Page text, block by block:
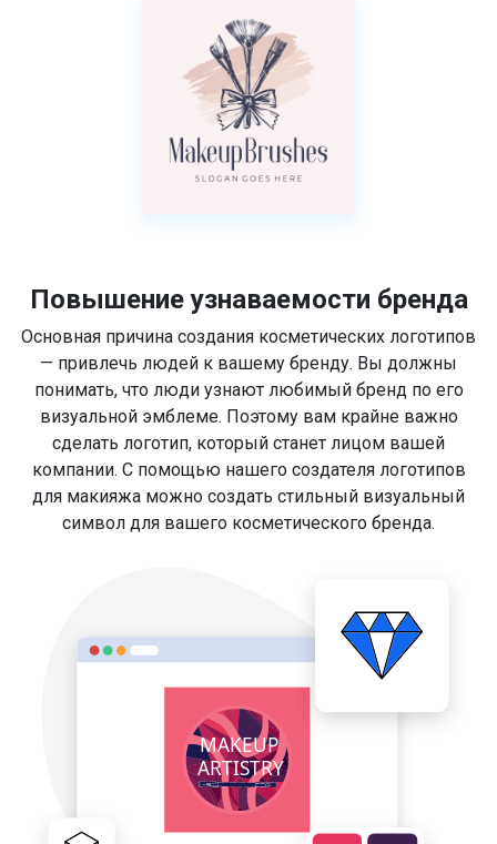
Повышение узнаваемости бренда
Основная причина создания косметических логотипов
— привлечь людей к вашему бренду. Вы должны
понимать, что люди узнают любимый бренд по его
визуальной эмблеме. Поэтому вам крайне важно
сделать логотип, который станет лицом вашей
компании. С помощью нашего создателя логотипов
для макияжа можно создать стильный визуальный
символ для вашего косметического бренда.